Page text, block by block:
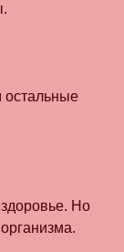
остальные
Но